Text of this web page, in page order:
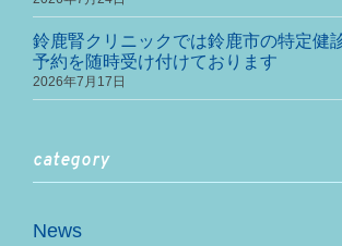
鈴鹿腎クリニックでは鈴鹿市の特定健
予約を随時受け付けております
2026年7月17日
category
News